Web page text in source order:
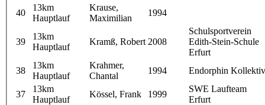
40
13km
Hauptlauf
Krause,
Maximilian
1994
39
13km
Hauptlauf
Kramß, Robert 2008
Schulsportverein
Edith-Stein-Schule
Erfurt
38
13km
Hauptlauf
Krahmer,
Chantal
1994 Endorphin Kollektiv
37
13km
Hauptlauf
Kössel, Frank 1999
SWE Laufteam
Erfurt